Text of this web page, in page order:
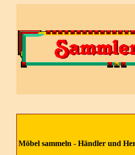
Möbel sammeln - Händler und